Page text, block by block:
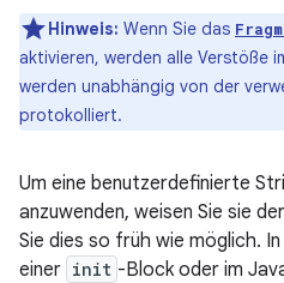
Hinweis: Wenn Sie das
aktivieren, werden alle Verstöße
werden unabhängig von der
protokolliert.
Um eine benutzerdefinierte
anzuwenden, weisen Sie sie der
Sie dies so früh wie möglich.
einer init -Block oder im